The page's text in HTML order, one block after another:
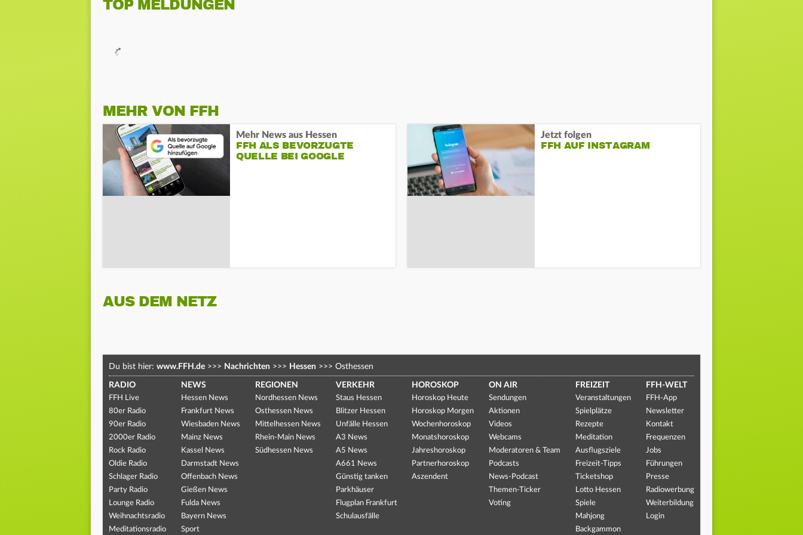
TOP MELDUNGEN
MEHR VON FFH
Mehr News aus Hessen
FFH ALS BEVORZUGTE
QUELLE BEI GOOGLE
Jetzt folgen
FFH AUF INSTAGRAM
AUS DEM NETZ
Du bist hier: www.FFH.de >>> Nachrichten >>> Hessen >>> Osthessen
RADIO
FFH Live
80er Radio
90er Radio
2000er Radio
Rock Radio
Oldie Radio
Schlager Radio
Party Radio
Lounge Radio
Weihnachtsradio
Meditationsradio
NEWS
Hessen News
Frankfurt News
Wiesbaden News
Mainz News
Kassel News
Darmstadt News
Offenbach News
Gießen News
Fulda News
Bayern News
Sport
REGIONEN
Nordhessen News
Osthessen News
Mittelhessen News
Rhein-Main News
Südhessen News
VERKEHR
Staus Hessen
Blitzer Hessen
Unfälle Hessen
A3 News
A5 News
A661 News
Günstig tanken
Parkhäuser
Flugplan Frankfurt
Schulausfälle
HOROSKOP
Horoskop Heute
Horoskop Morgen
Wochenhoroskop
Monatshoroskop
Jahreshoroskop
Partnerhoroskop
Aszendent
ON AIR
Sendungen
Aktionen
Videos
Webcams
Moderatoren & Team
Podcasts
News-Podcast
Themen-Ticker
Voting
FREIZEIT
Veranstaltungen
Spielplätze
Rezepte
Meditation
Ausflugsziele
Freizeit-Tipps
Ticketshop
Lotto Hessen
Spiele
Mahjong
Backgammon
FFH-WELT
FFH-App
Newsletter
Kontakt
Frequenzen
Jobs
Führungen
Presse
Radiowerbung
Weiterbildung
Login